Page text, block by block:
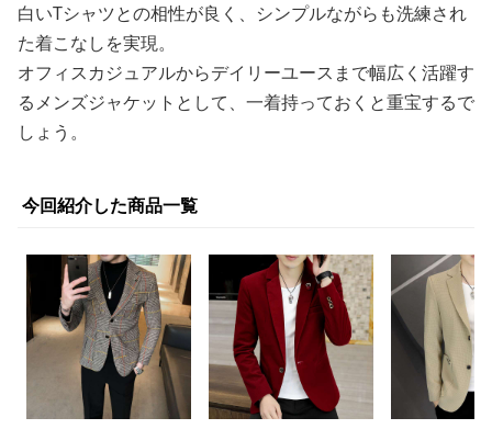
白いTシャツとの相性が良く、シンプルながらも洗練され
た着こなしを実現。
オフィスカジュアルからデイリーユースまで幅広く活躍す
るメンズジャケットとして、一着持っておくと重宝するで
しょう。
今回紹介した商品一覧